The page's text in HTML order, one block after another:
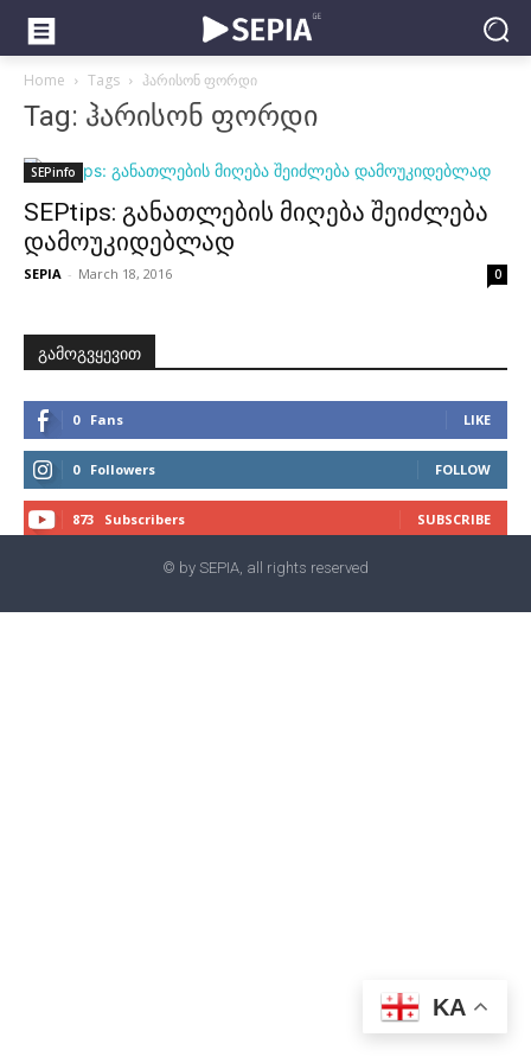
Home Tags ჰარისონ ფორდი
Tag: ჰარისონ ფორდი
SEPinfo
SEPtips: განათლების მიღება შეიძლება
დამოუკიდებლად
SEPIA - March 18, 2016 0
გამოგვყევით
0 Fans LIKE
0 Followers FOLLOW
873 Subscribers SUBSCRIBE
© by SEPIA, all rights reserved
KA